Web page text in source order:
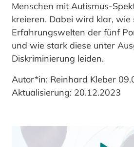
Menschen mit Autismus-
kreieren. Dabei wird klar, wie
Erfahrungswelten der fünf
und wie stark diese unter
Diskriminierung leiden.
Autor*in: Reinhard Kleber
Aktualisierung: 20.12.2023